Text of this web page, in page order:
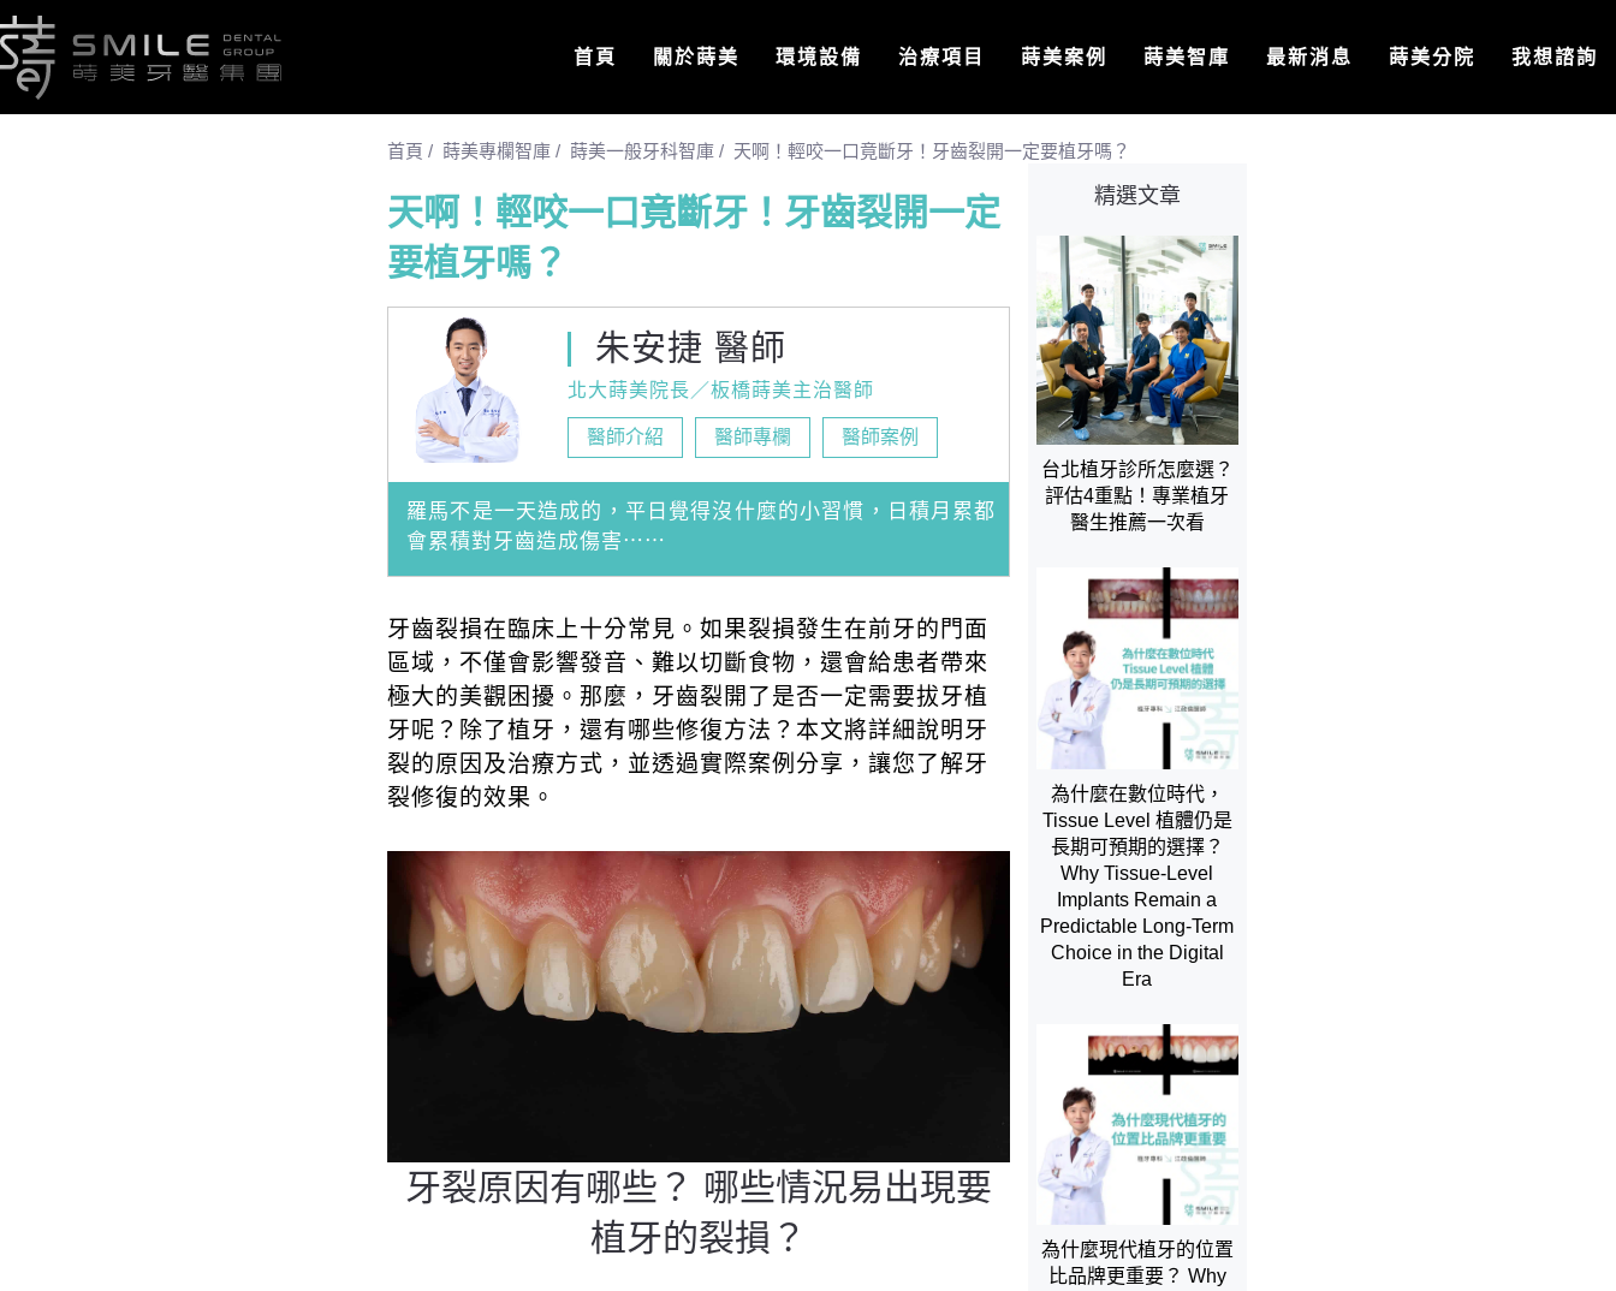
首頁 關於蒔美 環境設備 治療項目 蒔美案例 蒔美智庫 最新消息 蒔美分院 我想諮詢
首頁 / 蒔美專欄智庫 / 蒔美一般牙科智庫 / 天啊！輕咬一口竟斷牙！牙齒裂開一定要植牙嗎？
天啊！輕咬一口竟斷牙！牙齒裂開一定
要植牙嗎？
朱安捷 醫師
北大蒔美院長／板橋蒔美主治醫師
醫師介紹 醫師專欄 醫師案例
羅馬不是一天造成的，平日覺得沒什麼的小習慣，日積月累都
會累積對牙齒造成傷害⋯⋯
牙齒裂損在臨床上十分常見。如果裂損發生在前牙的門面
區域，不僅會影響發音、難以切斷食物，還會給患者帶來
極大的美觀困擾。那麼，牙齒裂開了是否一定需要拔牙植
牙呢？除了植牙，還有哪些修復方法？本文將詳細說明牙
裂的原因及治療方式，並透過實際案例分享，讓您了解牙
裂修復的效果。
牙裂原因有哪些？ 哪些情況易出現要
植牙的裂損？
精選文章
台北植牙診所怎麼選？
評估4重點！專業植牙
醫生推薦一次看
為什麼在數位時代，
Tissue Level 植體仍是
長期可預期的選擇？
Why Tissue-Level
Implants Remain a
Predictable Long-Term
Choice in the Digital
Era
為什麼現代植牙的位置
比品牌更重要？ Why